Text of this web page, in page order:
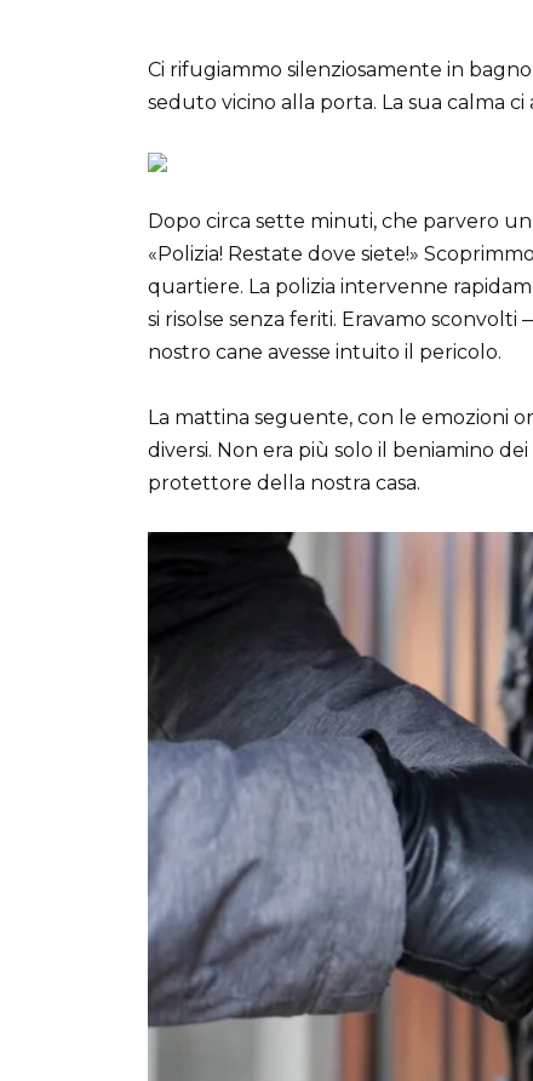
Ci rifugiammo silenziosamente in
seduto vicino alla porta. La sua calma
Dopo circa sette minuti, che parvero
«Polizia! Restate dove siete!»
quartiere. La polizia intervenne
si risolse senza feriti. Eravamo
nostro cane avesse intuito il pericolo.
La mattina seguente, con le emozioni
diversi. Non era più solo il beniamino
protettore della nostra casa.